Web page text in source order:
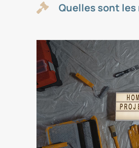
Quelles sont